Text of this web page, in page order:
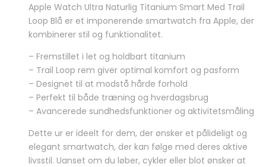
Apple Watch Ultra Naturlig Titanium Smart Med Trail
Loop Blå er et imponerende smartwatch fra Apple, der
kombinerer stil og funktionalitet.
– Fremstillet i let og holdbart titanium
– Trail Loop rem giver optimal komfort og pasform
– Designet til at modstå hårde forhold
– Perfekt til både træning og hverdagsbrug
– Avancerede sundhedsfunktioner og aktivitetsmåling
Dette ur er ideelt for dem, der ønsker et pålideligt og
elegant smartwatch, der kan følge med deres aktive
livsstil. Uanset om du løber, cykler eller blot ønsker at